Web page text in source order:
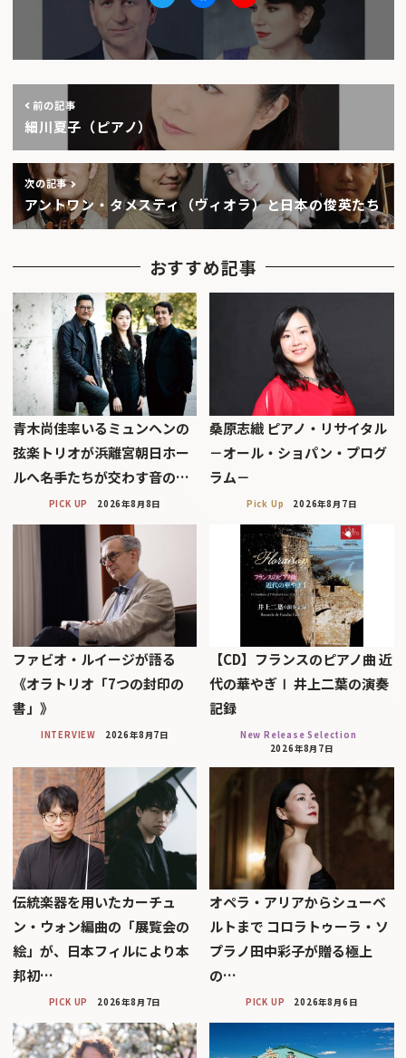
TwitterfacebookYoutube
前の記事
細川夏子（ピアノ）
次の記事
アントワン・タメスティ（ヴィオラ）と日本の俊英たち
おすすめ記事
青木尚佳率いるミュンヘンの
弦楽トリオが浜離宮朝日ホー
ルへ――名手たちが交わす音の…
PICK UP 2026年8月8日
桑原志織 ピアノ・リサイタル
－オール・ショパン・プログ
ラム－
Pick Up 2026年8月7日
ファビオ・ルイージが語る
《オラトリオ「7つの封印の
書」》
INTERVIEW 2026年8月7日
【CD】フランスのピアノ曲 近
代の華やぎⅠ 井上二葉の演奏
記録
New Release Selection
2026年8月7日
伝統楽器を用いたカーチュ
ン・ウォン編曲の「展覧会の
絵」が、日本フィルにより本
邦初…
PICK UP 2026年8月7日
オペラ・アリアからシューベ
ルトまで コロラトゥーラ・ソ
プラノ田中彩子が贈る極上
の…
PICK UP 2026年8月6日